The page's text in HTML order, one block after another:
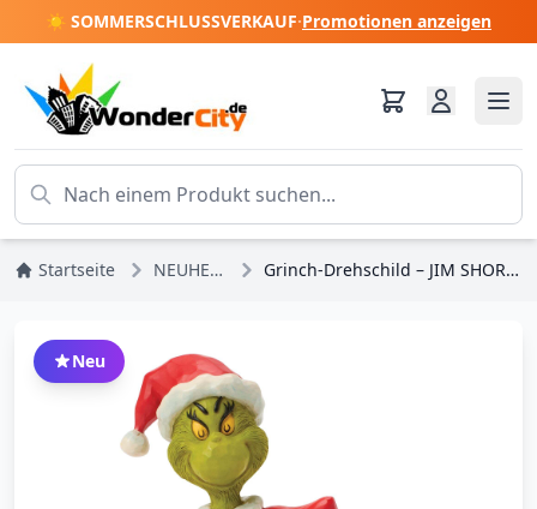
☀️ SOMMERSCHLUSSVERKAUF·Promotionen anzeigen
Startseite NEUHEITEN Grinch-Drehschild – JIM SHORE GRINCH
Neu